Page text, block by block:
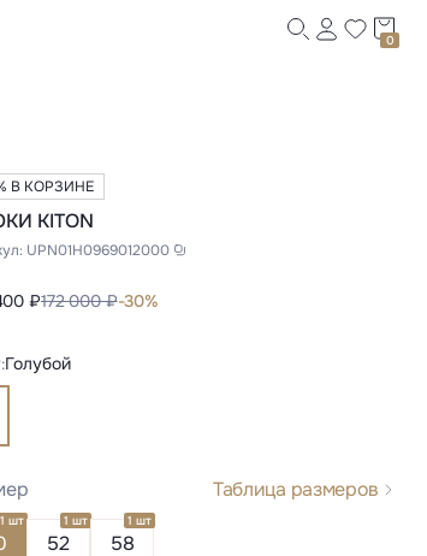
0
В КОРЗИНЕ
KITON
UPN01H0969012000
₽172 000 ₽-30%
Голубой
Таблица размеров
1 шт
52
1 шт
58
1 шт